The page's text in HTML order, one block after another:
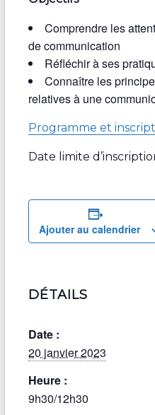
Comprendre les
de communication
Réfléchir à ses
Connaître les
relatives à une
Programme et
Date limite
Ajouter au calendrier
DÉTAILS
Date :
20 janvier 2023
Heure :
9h30/12h30